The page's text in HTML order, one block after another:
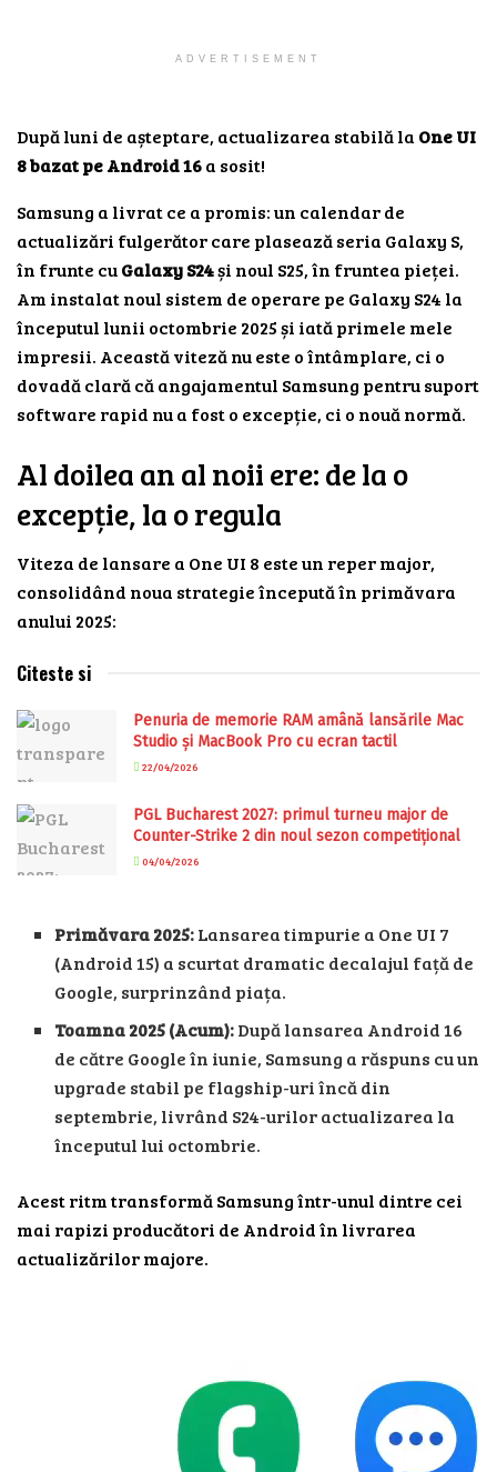
ADVERTISEMENT
După luni de așteptare, actualizarea stabilă la One UI
8 bazat pe Android 16a sosit!
Samsung a livrat ce a promis: un calendar de
actualizări fulgerător care plasează seria Galaxy S,
în frunte cuGalaxy S24și noul S25, în fruntea pieței.
Am instalat noul sistem de operare pe Galaxy S24 la
începutul lunii octombrie 2025 și iată primele mele
impresii. Această viteză nu este o întâmplare, ci o
dovadă clară că angajamentul Samsung pentru suport
software rapid nu a fost o excepție, ci o nouă normă.
Al doilea an al noii ere: de la o
excepție, la o regula
Viteza de lansare a One UI 8 este un reper major,
consolidând noua strategie începută în primăvara
anului 2025:
Citeste si
Penuria de memorie RAM amână lansările Mac
Studio și MacBook Pro cu ecran tactil
22/04/2026
PGL Bucharest 2027: primul turneu major de
Counter-Strike 2 din noul sezon competițional
04/04/2026
Primăvara 2025:Lansarea timpurie a One UI 7
(Android 15) a scurtat dramatic decalajul față de
Google, surprinzând piața.
Toamna 2025 (Acum):După lansarea Android 16
de către Google în iunie, Samsung a răspuns cu un
upgrade stabil pe flagship-uri încă din
septembrie, livrând S24-urilor actualizarea la
începutul lui octombrie.
Acest ritm transformă Samsung într-unul dintre cei
mai rapizi producători de Android în livrarea
actualizărilor majore.